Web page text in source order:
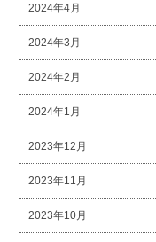
2024年4月
2024年3月
2024年2月
2024年1月
2023年12月
2023年11月
2023年10月